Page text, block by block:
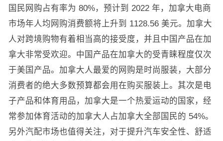
国民网购占有率为 80%，预计到 2022 年，加拿大电商
市场年人均网购消费额将上升到 1128.56 美元。加拿大
人对跨境购物有着相当高的接受度，并且中国产品在加
拿大非常受欢迎。中国产品在加拿大的受青睐程度仅次
于美国产品。加拿大人最爱的网购是时尚服装，大部分
消费者的绝大多数预算都会用在购买服装上。其次是电
子产品和体育用品，加拿大是一个热爱运动的国家，经
常参加体育活动的加拿大人占加拿大全部国民的 54%。
另外汽配市场也值得关注，对于提升汽车安全性、舒适